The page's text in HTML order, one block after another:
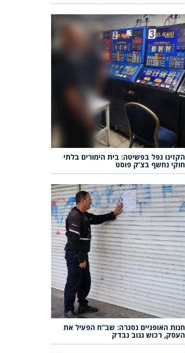
הקזינו נפל בפשיטה: בית הימורים בלתי
חוקי נחשף בצ’ק פוסט
חנות האופניים נסגרה: שב”ח הפעיל את
העסק, רכוש גנוב נבדק